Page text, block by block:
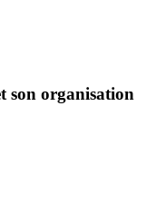
son organisation